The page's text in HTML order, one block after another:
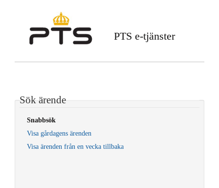
PTS e-tjänster
Sök ärende
Snabbsök
Visa gårdagens ärenden
Visa ärenden från en vecka tillbaka